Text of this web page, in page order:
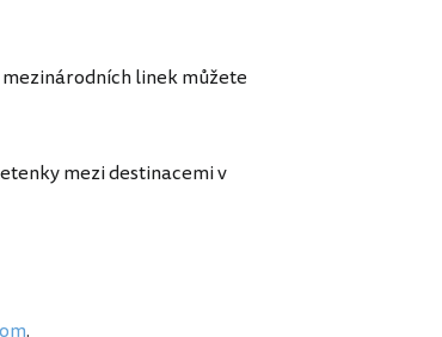
linek můžete
mezi destinacemi v
.